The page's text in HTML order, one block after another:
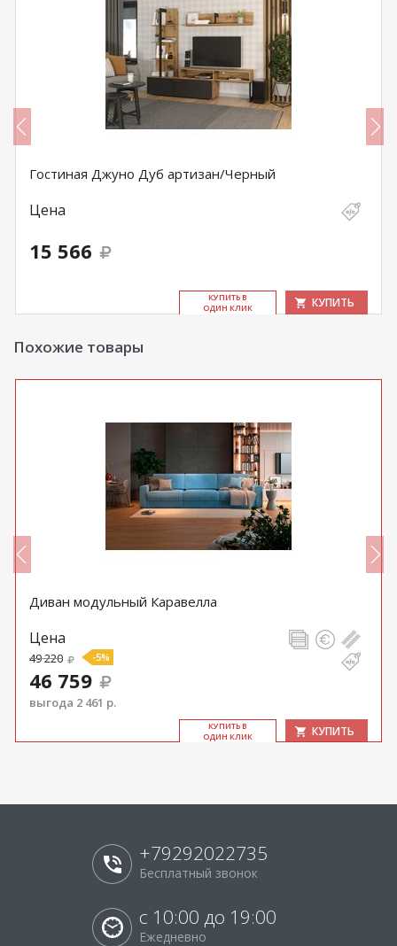
Гостиная Джуно Дуб артизан/Черный
Цена
15 566
КУ­ПИТЬ В
ОДИН КЛИК
КУПИТЬ
Похожие товары
Диван модульный Каравелла
Цена
49 220 -5%
46 759
выгода 2 461 р.
КУ­ПИТЬ В
ОДИН КЛИК
КУПИТЬ
+79292022735
Бесплатный звонок
с 10:00 до 19:00
Ежедневно